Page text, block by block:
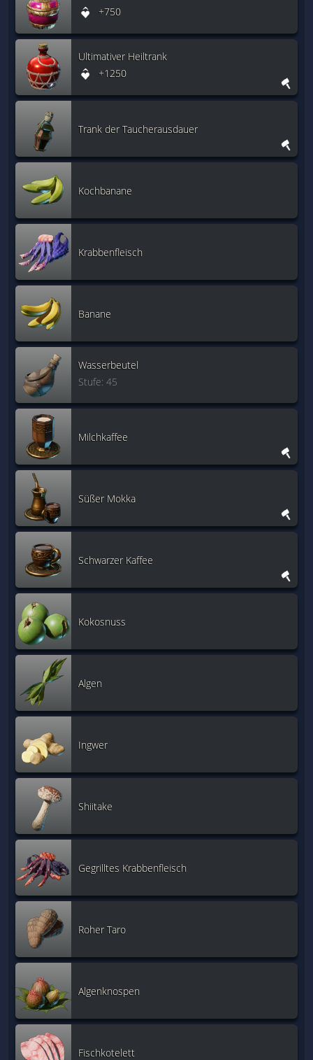
+750
Ultimativer Heiltrank
+1250
Trank der Taucherausdauer
Kochbanane
Krabbenfleisch
Banane
Wasserbeutel
Stufe: 45
Milchkaffee
Süßer Mokka
Schwarzer Kaffee
Kokosnuss
Algen
Ingwer
Shiitake
Gegrilltes Krabbenfleisch
Roher Taro
Algenknospen
Fischkotelett